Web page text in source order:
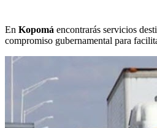
En Kopomá encontrarás servicios
compromiso gubernamental para